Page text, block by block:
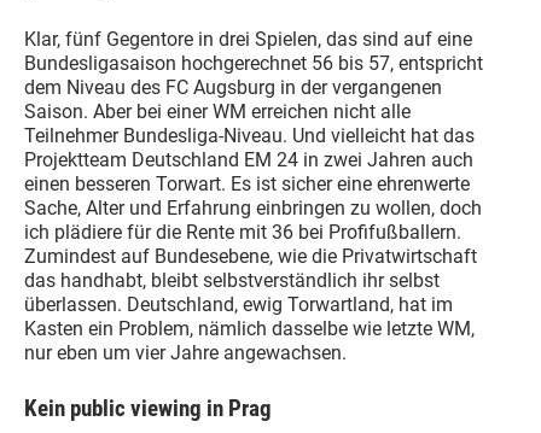
Klar, fünf Gegentore in drei Spielen, das sind auf eine
Bundesligasaison hochgerechnet 56 bis 57, entspricht
dem Niveau des FC Augsburg in der vergangenen
Saison. Aber bei einer WM erreichen nicht alle
Teilnehmer Bundesliga-Niveau. Und vielleicht hat das
Projektteam Deutschland EM 24 in zwei Jahren auch
einen besseren Torwart. Es ist sicher eine ehrenwerte
Sache, Alter und Erfahrung einbringen zu wollen, doch
ich plädiere für die Rente mit 36 bei Profifußballern.
Zumindest auf Bundesebene, wie die Privatwirtschaft
das handhabt, bleibt selbstverständlich ihr selbst
überlassen. Deutschland, ewig Torwartland, hat im
Kasten ein Problem, nämlich dasselbe wie letzte WM,
nur eben um vier Jahre angewachsen.
Kein public viewing in Prag